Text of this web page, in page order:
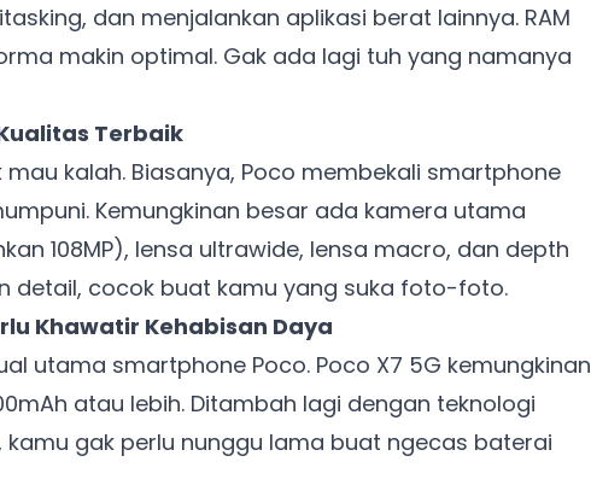
dan menjalankan aplikasi berat lainnya. RAM
makin optimal. Gak ada lagi tuh yang namanya
Terbaik
kalah. Biasanya, Poco membekali smartphone
Kemungkinan besar ada kamera utama
108MP), lensa ultrawide, lensa macro, dan depth
detail, cocok buat kamu yang suka foto-foto.
Khawatir Kehabisan Daya
utama smartphone Poco. Poco X7 5G kemungkinan
atau lebih. Ditambah lagi dengan teknologi
gak perlu nunggu lama buat ngecas baterai